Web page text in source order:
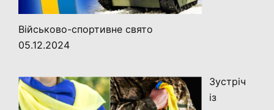
Військово-спортивне свято
05.12.2024
Зустріч
із